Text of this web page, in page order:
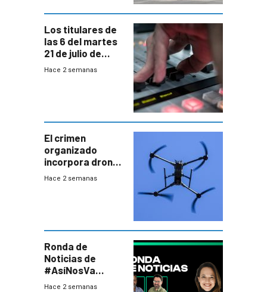
Los titulares de
las 6 del martes
21 de julio de
2026
Hace 2 semanas
El crimen
organizado
incorpora drones
y abre un nuevo
Hace 2 semanas
Ronda de
Noticias de
#AsíNosVa
(20/7/26)
Hace 2 semanas